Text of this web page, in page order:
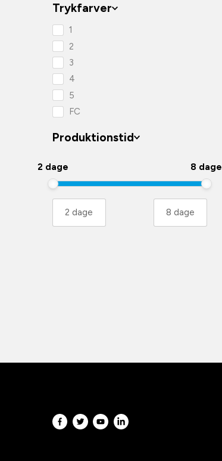
transfertryk
Trykfarver
1
2
3
4
5
FC
Produktionstid
2 dage 8 dage